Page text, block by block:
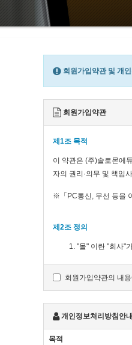
회원가입약관 및 개
회원가입약관
제1조 목적
이 약관은 (주)솔로몬에
자의 권리·의무 및 책임
※「PC통신, 무선 등을
제2조 정의
"몰" 이란 "회사"
"이용자"란 "몰"
제3조 약관 등의 명시와
회원가입약관의 내
개인정보처리방침안내
목적